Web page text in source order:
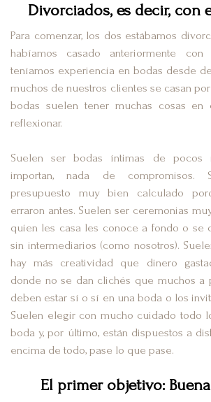
Divorciados, es decir, con
Para comenzar, los dos estábamos
habíamos casado anteriormente
teníamos experiencia en bodas desde
muchos de nuestros clientes se casan
bodas suelen tener muchas cosas en
reflexionar.
Suelen ser bodas íntimas de pocos
importan, nada de compromisos.
presupuesto muy bien calculado
erraron antes. Suelen ser ceremonias
quien les casa les conoce a fondo o se
sin intermediarios (como nosotros).
hay más creatividad que dinero
donde no se dan clichés que muchos a
deben estar sí o sí en una boda o los
Suelen elegir con mucho cuidado todo
boda y, por último, están dispuestos a
encima de todo, pase lo que pase.
El primer objetivo: